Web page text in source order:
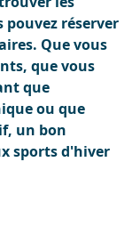
réserver
Que vous
que vous
que
ou que
un bon
sports d'hiver